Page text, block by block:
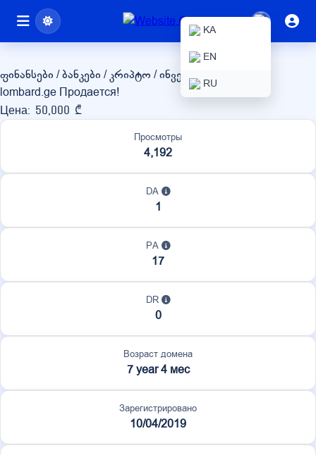
KA
EN
RU
lombard.ge
ფინანსები / ბანკები / კრიპტო / ინვესტიციები
lombard.ge Продается!
Цена: 50,000 ₾
Просмотры
4,192
DA
1
PA
17
DR
0
Возраст домена
7 year 4 мес
Зарегистрировано
10/04/2019